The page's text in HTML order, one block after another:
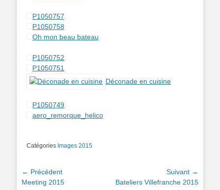
P1050757
P1050758
Oh mon beau bateau
P1050752
P1050751
Déconade en cuisine
P1050749
aero_remorque_helico
Catégories Images 2015
Navigation
de
← Précédent
Article
Meeting 2015
Suivant →
Article
Bateliers Villefranche 2015